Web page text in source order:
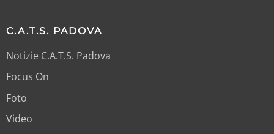
C.A.T.S. PADOVA
Notizie C.A.T.S. Padova
Focus On
Foto
Video